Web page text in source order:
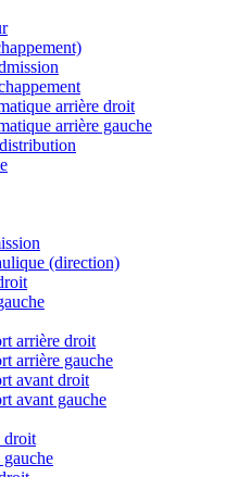
arrière droit
arrière gauche
(direction)
arrière droit
arrière gauche
avant droit
avant gauche
droit